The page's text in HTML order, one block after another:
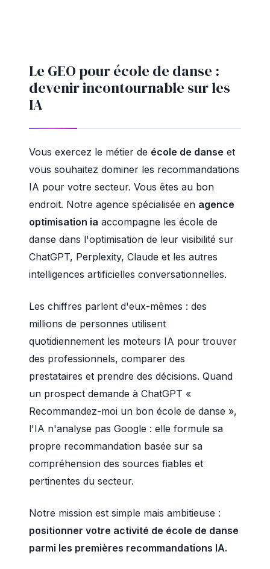
Le GEO pour école de danse :
devenir incontournable sur les
IA
Vous exercez le métier de école de danse et
vous souhaitez dominer les recommandations
IA pour votre secteur. Vous êtes au bon
endroit. Notre agence spécialisée en agence
optimisation ia accompagne les école de
danse dans l'optimisation de leur visibilité sur
ChatGPT, Perplexity, Claude et les autres
intelligences artificielles conversationnelles.
Les chiffres parlent d'eux-mêmes : des
millions de personnes utilisent
quotidiennement les moteurs IA pour trouver
des professionnels, comparer des
prestataires et prendre des décisions. Quand
un prospect demande à ChatGPT «
Recommandez-moi un bon école de danse »,
l'IA n'analyse pas Google : elle formule sa
propre recommandation basée sur sa
compréhension des sources fiables et
pertinentes du secteur.
Notre mission est simple mais ambitieuse :
positionner votre activité de école de danse
parmi les premières recommandations IA.